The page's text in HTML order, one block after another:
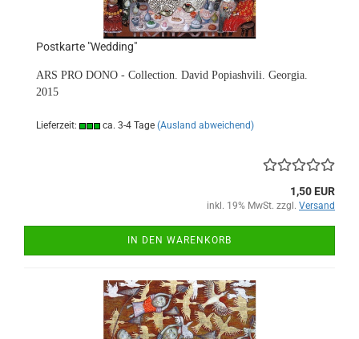
Postkarte "Wedding"
ARS PRO DONO - Collection. David Popiashvili. Georgia.
2015
Lieferzeit: ca. 3-4 Tage (Ausland abweichend)
1,50 EUR
inkl. 19% MwSt. zzgl. Versand
IN DEN WARENKORB